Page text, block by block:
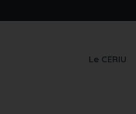
Le CERIU